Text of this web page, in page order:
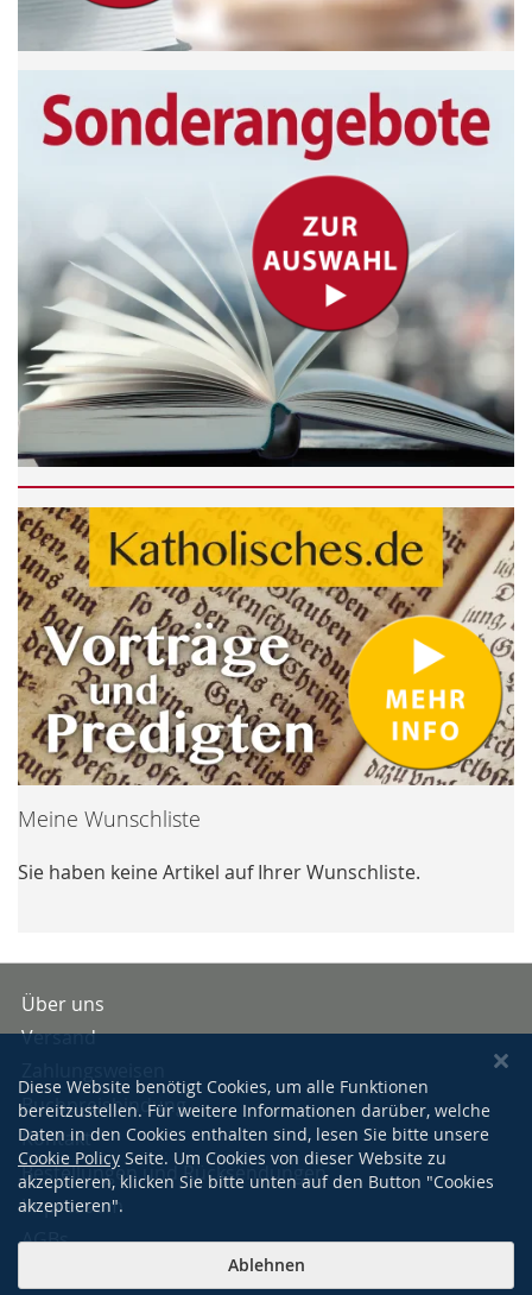
Meine Wunschliste
Sie haben keine Artikel auf Ihrer Wunschliste.
Über uns
Versand
Buchpreisbindung
Kontakt
Bestellungen und Rücksendungen
Impressum
AGBs
Diese Website benötigt Cookies, um alle Funktionen
bereitzustellen. Für weitere Informationen darüber, welche
Daten in den Cookies enthalten sind, lesen Sie bitte unsere
Cookie Policy Seite. Um Cookies von dieser Website zu
akzeptieren, klicken Sie bitte unten auf den Button "Cookies
akzeptieren".
Ablehnen